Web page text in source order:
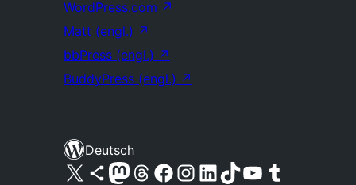
WordPress.com ↗
Matt (engl.) ↗
bbPress (engl.) ↗
BuddyPress (engl.) ↗
Deutsch
Unser X-Konto (früher Twitter) besuchen
Unser Bluesky-Konto besuchen
Unser Mastodon-Konto besuchen
Unser Threads-Konto besuchen
Unsere Facebook-Seite besuchen
Unser Instagram-Konto besuchen
Unser LinkedIn-Konto besuchen
Unser TikTok-Konto besuchen
Unseren YouTube-Kanal besuchen
Unser Tumblr-Konto besuchen